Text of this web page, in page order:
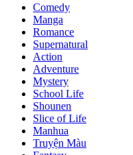
Comedy
Manga
Romance
Supernatural
Action
Adventure
Mystery
School Life
Shounen
Slice of Life
Manhua
Truyện Màu